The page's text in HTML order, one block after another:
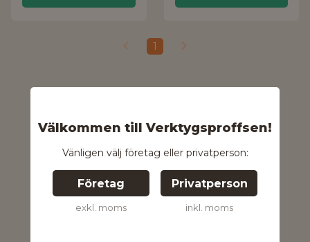
Välkommen till Verktygsproffsen!
Vänligen välj företag eller privatperson:
Företag
exkl. moms
Privatperson
inkl. moms
1